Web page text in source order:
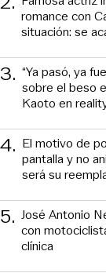
romance con
situación: se
3. “Ya pasó, ya
sobre el beso
Kaoto en
4. El motivo de
pantalla y no
será su
5. José Antonio
con
clínica